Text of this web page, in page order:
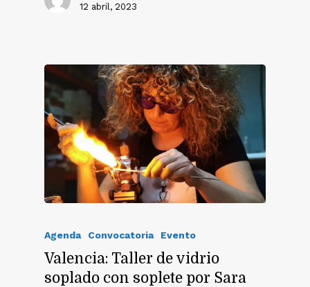
12 abril, 2023
Agenda Convocatoria Evento
Valencia: Taller de vidrio
soplado con soplete por Sara